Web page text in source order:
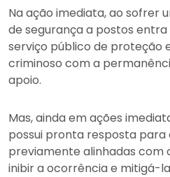
Na ação imediata, ao sofrer
de segurança a postos
serviço público de proteção
criminoso com a
apoio.
Mas, ainda em ações
possui pronta resposta para
previamente alinhadas com
inibir a ocorrência e mitigá-